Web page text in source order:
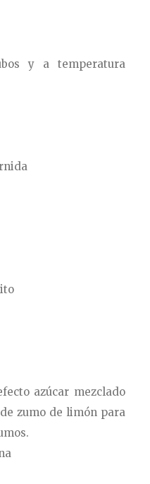
y a temperatura
azúcar mezclado
zumo de limón para